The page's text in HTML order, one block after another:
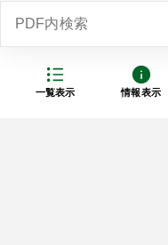
一覧表示 情報表示